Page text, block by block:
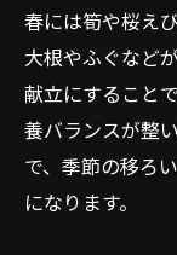
春には筍や桜え
大根やふぐなど
献立にすること
養バランスが整
で、季節の移ろ
になります。